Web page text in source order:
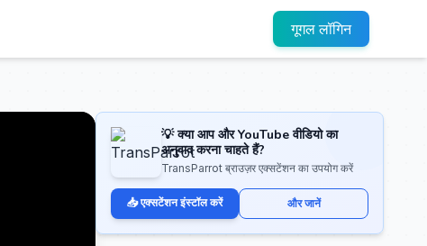
गूगल लॉगिन
💡 क्या आप और YouTube वीडियो का
अनुवाद करना चाहते हैं?
TransParrot ब्राउज़र एक्सटेंशन का उपयोग करें
📥 एक्सटेंशन इंस्टॉल करें और जानें